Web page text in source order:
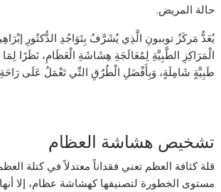
حالة المريض.
يُعَدُّ مَركَزُ توببونِ الَّذِي يُشَرَّفُ بِتَوَاجُدِ الدُّكتُورِ
الْمَرَاكِزِ الطَّبِيَّةِ لِمُعَالَجَةِ هِشَاشَةِ الْعَظَامِ، نَظَرًا
طَبِيَّةٍ شَامِلَةٍ، وَبِأَفْضَلِ الْطُرُقِ التِّي تَعْمَلُ عَلَى
تشخيص هشاشة العظام
قلة كثافة العظم تعني فقداناً معتدلاً في كتلة
مستوى الخطورة لتصنيفها كهشاشة عظام، إلا أنها